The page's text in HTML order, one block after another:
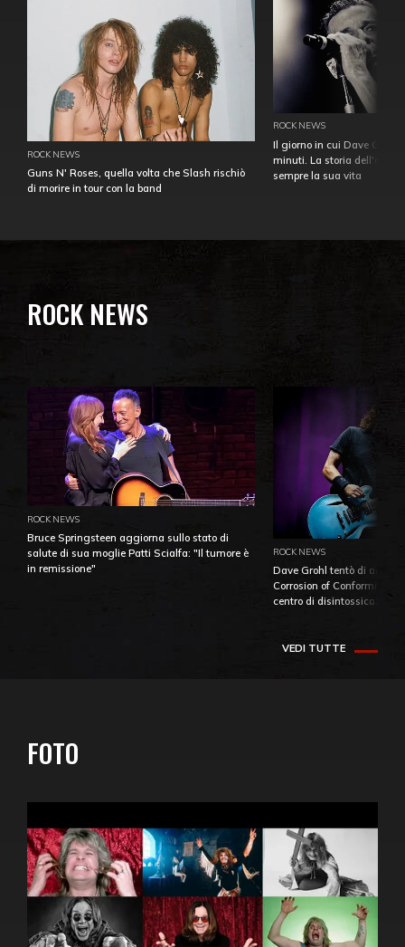
ROCK NEWS
Guns N' Roses, quella volta che Slash rischiò
di morire in tour con la band
ROCK NEWS
Il giorno in cui Dave
minuti. La storia
sempre la sua vita
ROCK NEWS
ROCK NEWS
Bruce Springsteen aggiorna sullo stato di
salute di sua moglie Patti Scialfa: "Il tumore è
in remissione"
ROCK NEWS
Dave Grohl tentò di
Corrosion of Conformity
centro di
VEDI TUTTE
FOTO